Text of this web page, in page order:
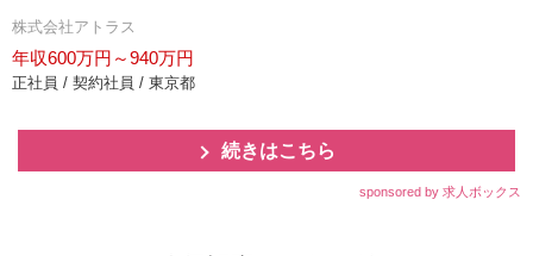
株式会社アトラス
年収600万円～940万円
正社員 / 契約社員 / 東京都
続きはこちら
sponsored by 求人ボックス